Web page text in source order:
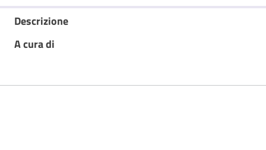
Descrizione
A cura di